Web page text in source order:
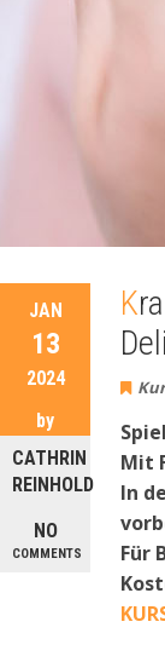
JAN
13
2024
by
CATHRIN
REINHOLD
NO
COMMENTS
Krabbelgruppe Delitzsch, Physiotherapie K. Schreyer, Lindenallee 2a, 04509
Mit
In
Für